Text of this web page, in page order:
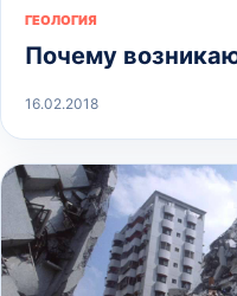
ГЕОЛОГИЯ
Почему
16.02.2018